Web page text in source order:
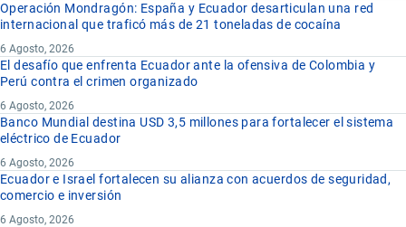
Operación Mondragón: España y Ecuador desarticulan una red
internacional que traficó más de 21 toneladas de cocaína
6 Agosto, 2026
El desafío que enfrenta Ecuador ante la ofensiva de Colombia y
Perú contra el crimen organizado
6 Agosto, 2026
Banco Mundial destina USD 3,5 millones para fortalecer el sistema
eléctrico de Ecuador
6 Agosto, 2026
Ecuador e Israel fortalecen su alianza con acuerdos de seguridad,
comercio e inversión
6 Agosto, 2026